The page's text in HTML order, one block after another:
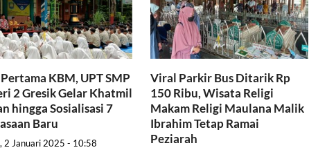
KBM, UPT SMP
2 Gresik Gelar Khatmil
hingga Sosialisasi 7
Baru
2 Januari 2025 - 10:58
Viral Parkir Bus Ditarik Rp
150 Ribu, Wisata Religi
Makam Religi Maulana Malik
Ibrahim Tetap Ramai
Peziarah